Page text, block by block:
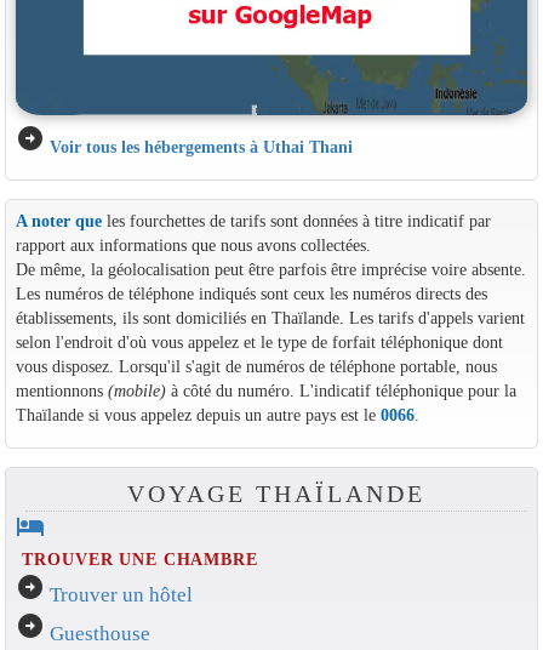
arrow_circle_right Voir tous les hébergements à Uthai Thani
A noter queles fourchettes de tarifs sont données à titre indicatif par
rapport aux informations que nous avons collectées.
De même, la géolocalisation peut être parfois être imprécise voire absente.
Les numéros de téléphone indiqués sont ceux les numéros directs des
établissements, ils sont domiciliés en Thaïlande. Les tarifs d'appels varient
selon l'endroit d'où vous appelez et le type de forfait téléphonique dont
vous disposez. Lorsqu'il s'agit de numéros de téléphone portable, nous
mentionnons (mobile)à côté du numéro. L'indicatif téléphonique pour la
Thaïlande si vous appelez depuis un autre pays est le 0066.
VOYAGE THAÏLANDE
hotel
TROUVER UNE CHAMBRE
arrow_circle_right Trouver un hôtel
arrow_circle_right Guesthouse